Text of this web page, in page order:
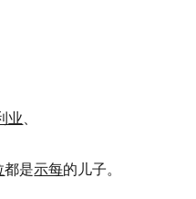
业、
都是示每的儿子。